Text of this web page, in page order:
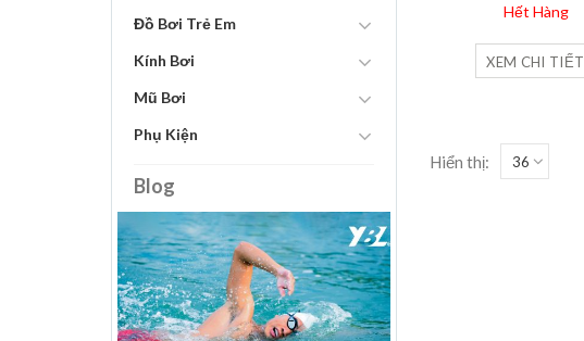
Đồ Bơi Trẻ Em
Kính Bơi
Mũ Bơi
Phụ Kiện
Blog
Hết Hàng
XEM CHI TIẾT
Hiển thị: